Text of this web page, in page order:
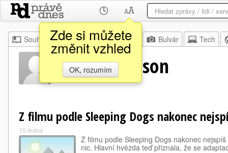
Zde si můžete
změnit vzhled
OK, rozumím
Souhrn Moje Z domova Bulvár Tech
Tom Wilkinson
Z filmu podle Sleeping Dogs nakonec
10.ledna
Z filmu podle Sleeping Dogs nakonec
nic. Hlavní hvězda teď přiznala, že se